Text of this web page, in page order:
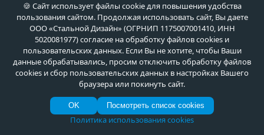
Отзывы
Полезное
Новости
Контакты
Как купить
Документы
Фото продукции
Гарантии и возврат
Двери со скидкой
Парадные двери
🍪 Сайт использует файлы cookie для повышения удобства
пользования сайтом. Продолжая использовать сайт, Вы даете
ООО «Стальной Дизайн» (ОГРНИП 1175007001410, ИНН
5020081977) согласие на обработку файлов cookies и
пользовательских данных. Если Вы не хотите, чтобы Ваши
данные обрабатывались, просим отключить обработку файлов
cookies и сбор пользовательских данных в настройках Вашего
браузера или покинуть сайт.
OK Посмотреть список cookies
Политика использования cookies